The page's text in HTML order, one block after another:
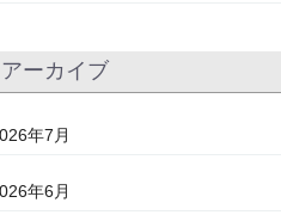
アーカイブ
年7月
年6月